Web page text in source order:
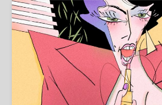
O nas
Zaloguj się
Polski